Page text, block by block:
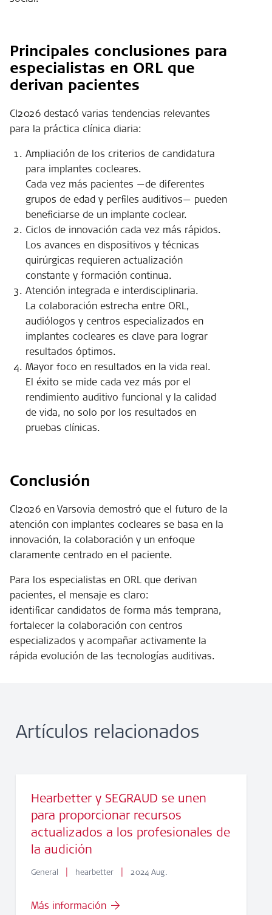
Principales conclusiones para
especialistas en ORL que
derivan pacientes
CI2026 destacó varias tendencias relevantes
para la práctica clínica diaria:
Ampliación de los criterios de candidatura
para implantes cocleares.
Cada vez más pacientes —de diferentes
grupos de edad y perfiles auditivos— pueden
beneficiarse de un implante coclear.
Ciclos de innovación cada vez más rápidos.
Los avances en dispositivos y técnicas
quirúrgicas requieren actualización
constante y formación continua.
Atención integrada e interdisciplinaria.
La colaboración estrecha entre ORL,
audiólogos y centros especializados en
implantes cocleares es clave para lograr
resultados óptimos.
Mayor foco en resultados en la vida real.
El éxito se mide cada vez más por el
rendimiento auditivo funcional y la calidad
de vida, no solo por los resultados en
pruebas clínicas.
Conclusión
CI2026 en Varsovia demostró que el futuro de la
atención con implantes cocleares se basa en la
innovación, la colaboración y un enfoque
claramente centrado en el paciente.
Para los especialistas en ORL que derivan
pacientes, el mensaje es claro:
identificar candidatos de forma más temprana,
fortalecer la colaboración con centros
especializados y acompañar activamente la
rápida evolución de las tecnologías auditivas.
Artículos relacionados
Hearbetter y SEGRAUD se unen
para proporcionar recursos
actualizados a los profesionales de
la audición
General | hearbetter | 2024 Aug.
Más información